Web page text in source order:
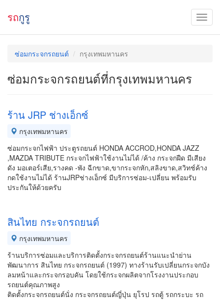
รถกูรู
ซ่อมกระจกรถยนต์ กรุงเทพมหานคร
ซ่อมกระจกรถยนต์ที่กรุงเทพมหานคร
ร้าน JRP ช่างเอ็กซ์
กรุงเทพมหานคร
ซ่อมกระจกไฟฟ้า ประตูรถยนต์ HONDA ACCROD,HONDA JAZZ
,MAZDA TRIBUTE กระจกไฟฟ้าใช้งานไม่ได้ /ค้าง กระจกฝืด มีเสียง
ดัง มอเตอร์เสีย,รางคด -พัง ฉีกขาด,ขากระจกหัก,สลิงขาด,สวิทช์ค้าง
กดใช้งานไม่ได้ ร้านJRPช่างเอ็กซ์ มีบริการซ่อม-เปลี่ยน พร้อมรับ
ประกันให้ด้วยครับ
สินไทย กระจกรถยนต์
กรุงเทพมหานคร
ร้านบริการซ่อมและบริการติดตั้งกระจกรถยนต์ร้านแนะนำย่าน
พัฒนาการ สินไทย กระจกรถยนต์ (1997) ทางร้านรับเปลี่ยนกระจกบัง
ลมหน้าและกระจกรอบคัน โดยใช้กระจกผลิตจากโรงงานประกอบ
รถยนต์คุณภาพสูง
ติดตั้งกระจกรถยนต์นั่ง กระจกรถยนต์ญี่ปุ่น ยุโรป รถตู้ รถกระบะ รถ